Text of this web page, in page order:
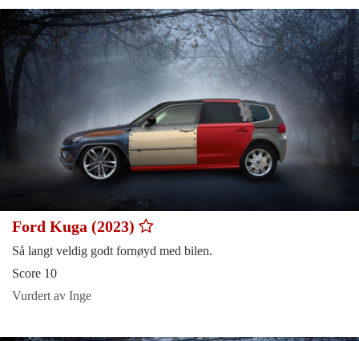
Ford Kuga (2023)
Så langt veldig godt fornøyd med bilen.
Score 10
Vurdert av Inge